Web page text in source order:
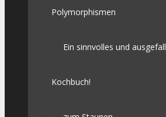
Polymorphismen
Ein sinnvolles und
Kochbuch!